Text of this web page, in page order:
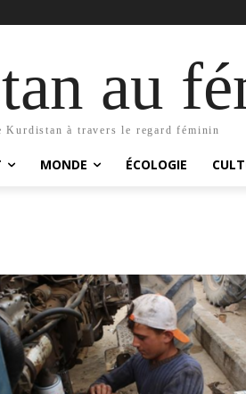
au
Kurdistan à travers le regard féminin
MONDE ÉCOLOGIE